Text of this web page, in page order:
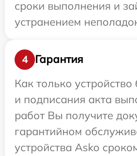
сроки выполнения и
устранением
4
Гарантия
Как только устройство
и подписания акта
работ Вы получите
гарантийном
устройства Asko